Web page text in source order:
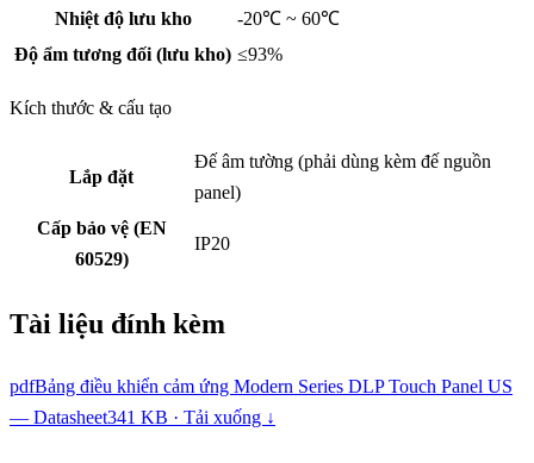
Nhiệt độ lưu kho
-20℃ ~ 60℃
Độ ẩm tương đối (lưu kho) ≤93%
Kích thước & cấu tạo
Lắp đặt
Đế âm tường (phải dùng kèm đế nguồn
panel)
Cấp bảo vệ (EN
60529)
IP20
Tài liệu đính kèm
pdfBảng điều khiển cảm ứng Modern Series DLP Touch Panel US
— Datasheet341 KB · Tải xuống ↓